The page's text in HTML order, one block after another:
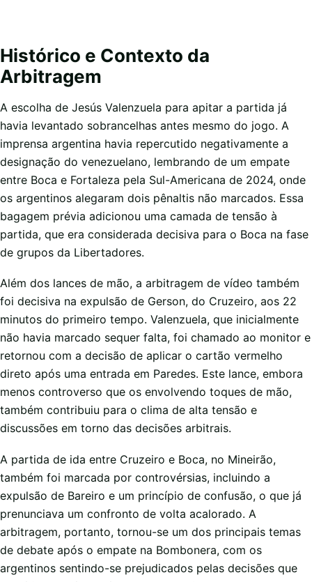
Histórico e Contexto da
Arbitragem
A escolha de Jesús Valenzuela para apitar a partida já
havia levantado sobrancelhas antes mesmo do jogo. A
imprensa argentina havia repercutido negativamente a
designação do venezuelano, lembrando de um empate
entre Boca e Fortaleza pela Sul-Americana de 2024, onde
os argentinos alegaram dois pênaltis não marcados. Essa
bagagem prévia adicionou uma camada de tensão à
partida, que era considerada decisiva para o Boca na fase
de grupos da Libertadores.
Além dos lances de mão, a arbitragem de vídeo também
foi decisiva na expulsão de Gerson, do Cruzeiro, aos 22
minutos do primeiro tempo. Valenzuela, que inicialmente
não havia marcado sequer falta, foi chamado ao monitor e
retornou com a decisão de aplicar o cartão vermelho
direto após uma entrada em Paredes. Este lance, embora
menos controverso que os envolvendo toques de mão,
também contribuiu para o clima de alta tensão e
discussões em torno das decisões arbitrais.
A partida de ida entre Cruzeiro e Boca, no Mineirão,
também foi marcada por controvérsias, incluindo a
expulsão de Bareiro e um princípio de confusão, o que já
prenunciava um confronto de volta acalorado. A
arbitragem, portanto, tornou-se um dos principais temas
de debate após o empate na Bombonera, com os
argentinos sentindo-se prejudicados pelas decisões que